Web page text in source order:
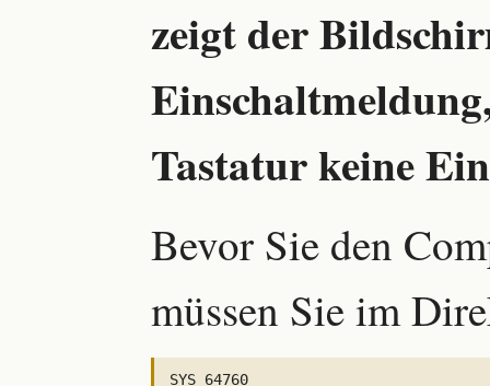
zeigt der
Tastatur keine
Bevor Sie den
müssen Sie im